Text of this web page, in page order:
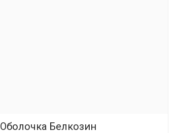
Оболочка Белкозин